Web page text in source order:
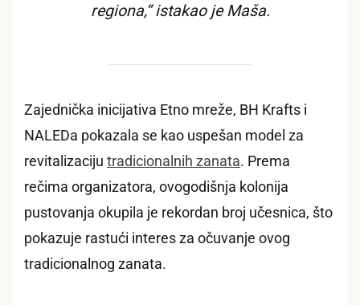
regiona,“ istakao je Maša.
Zajednička inicijativa Etno mreže, BH Krafts i
NALEDa pokazala se kao uspešan model za
revitalizaciju tradicionalnih zanata. Prema
rečima organizatora, ovogodišnja kolonija
pustovanja okupila je rekordan broj učesnica, što
pokazuje rastući interes za očuvanje ovog
tradicionalnog zanata.